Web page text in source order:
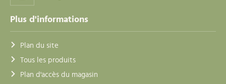
Plus d'informations
Plan du site
Tous les produits
Plan d'accès du magasin